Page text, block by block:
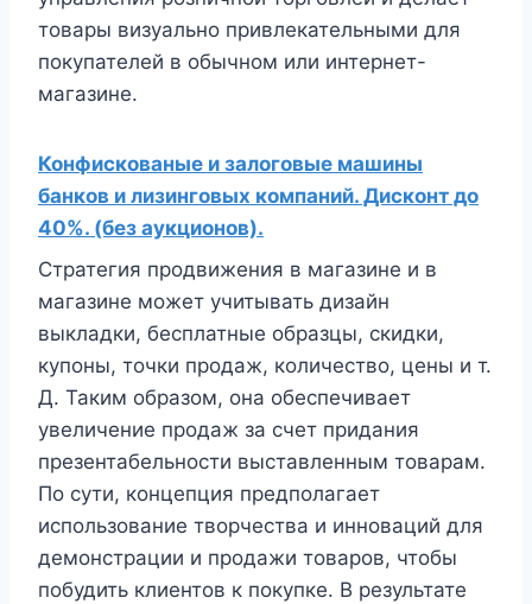
товары визуально привлекательными для
покупателей в обычном или интернет-
магазине.
Конфискованые и залоговые машины
банков и лизинговых компаний. Дисконт до
40%. (без аукционов).
Стратегия продвижения в магазине и в
магазине может учитывать дизайн
выкладки, бесплатные образцы, скидки,
купоны, точки продаж, количество, цены и т.
Д. Таким образом, она обеспечивает
увеличение продаж за счет придания
презентабельности выставленным товарам.
По сути, концепция предполагает
использование творчества и инноваций для
демонстрации и продажи товаров, чтобы
побудить клиентов к покупке. В результате